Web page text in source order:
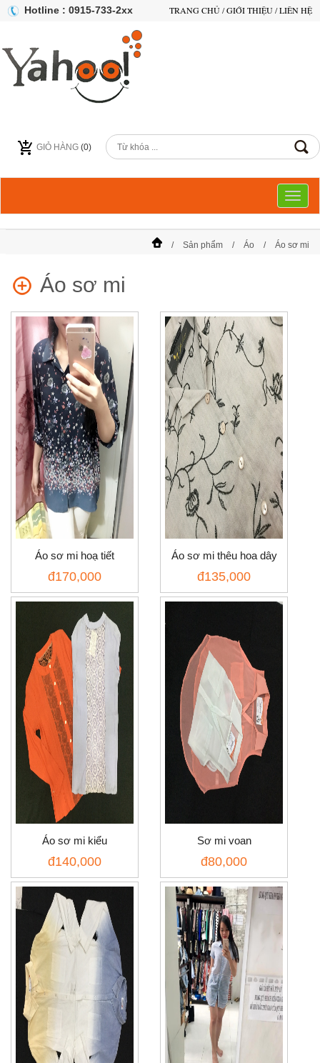
Hotline : 0915-733-2xx TRANG CHỦ/GIỚI THIỆU/LIÊN HỆ
GIỎ HÀNG (0)
Sản phẩm Áo Áo sơ mi
Áo sơ mi
Áo sơ mi hoạ tiết
đ170,000
Áo sơ mi thêu hoa dây
đ135,000
Áo sơ mi kiểu
đ140,000
Sơ mi voan
đ80,000